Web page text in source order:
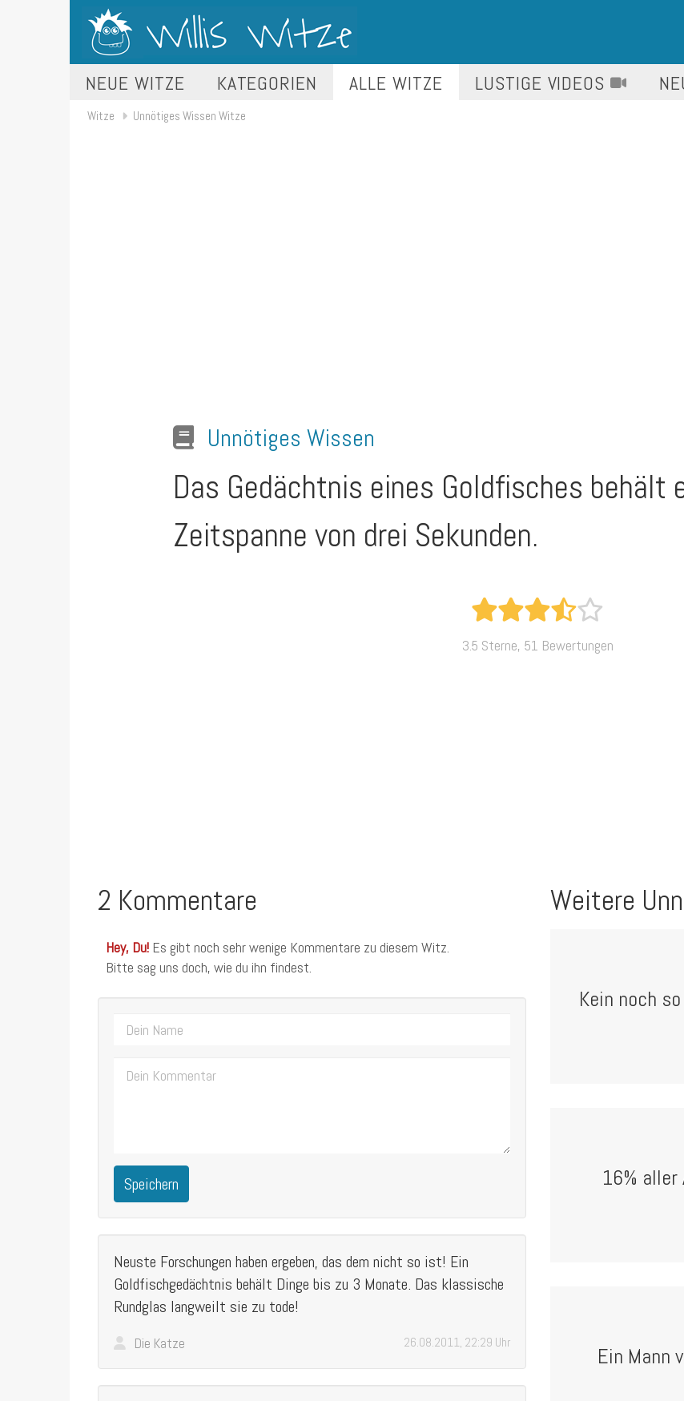
NEUE WITZE KATEGORIEN ALLE WITZE LUSTIGE VIDEOS
Witze Unnötiges Wissen Witze
Unnötiges Wissen
Das Gedächtnis eines Goldfisches behält
Zeitspanne von drei Sekunden.
3.5 Sterne, 51 Bewertungen
2 Kommentare
Hey, Du! Es gibt noch sehr wenige Kommentare zu diesem Witz.
Bitte sag uns doch, wie du ihn findest.
Speichern
Neuste Forschungen haben ergeben, das dem nicht so ist! Ein
Goldfischgedächtnis behält Dinge bis zu 3 Monate. Das klassische
Rundglas langweilt sie zu tode!
Die Katze 26.08.2011, 22:29 Uhr
Weitere
Kein noch
16% aller
Ein Mann